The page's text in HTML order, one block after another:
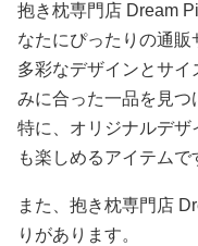
抱き枕専門店 Dream
なたにぴったりの通販
多彩なデザインとサ
みに合った一品を見つ
特に、オリジナルデザ
も楽しめるアイテムで
また、抱き枕専門店
りがあります。